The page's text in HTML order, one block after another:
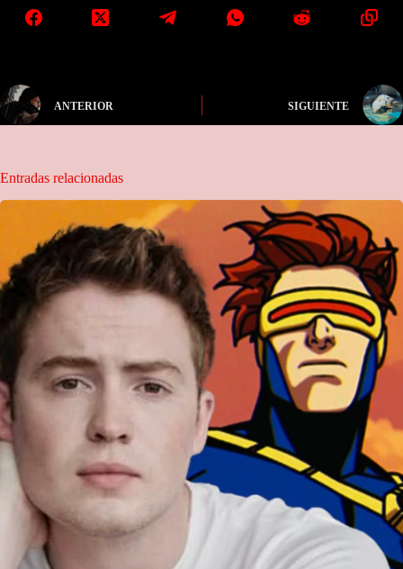
ANTERIOR SIGUIENTE
Entradas relacionadas